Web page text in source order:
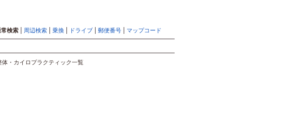
検索 周辺検索 乗換 ドライブ 郵便番号 マップコード
体・カイロプラクティック一覧